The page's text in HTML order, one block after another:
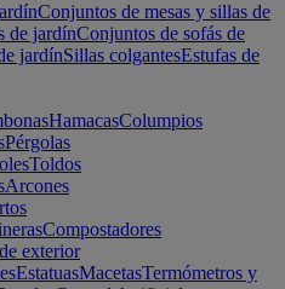
Conjuntos de mesas y sillas de
de jardínConjuntos de sofás de
jardínSillas colgantesEstufas de
HamacasColumpios
Pérgolas
Toldos
Arcones
Compostadores
exterior
EstatuasMacetasTermómetros y